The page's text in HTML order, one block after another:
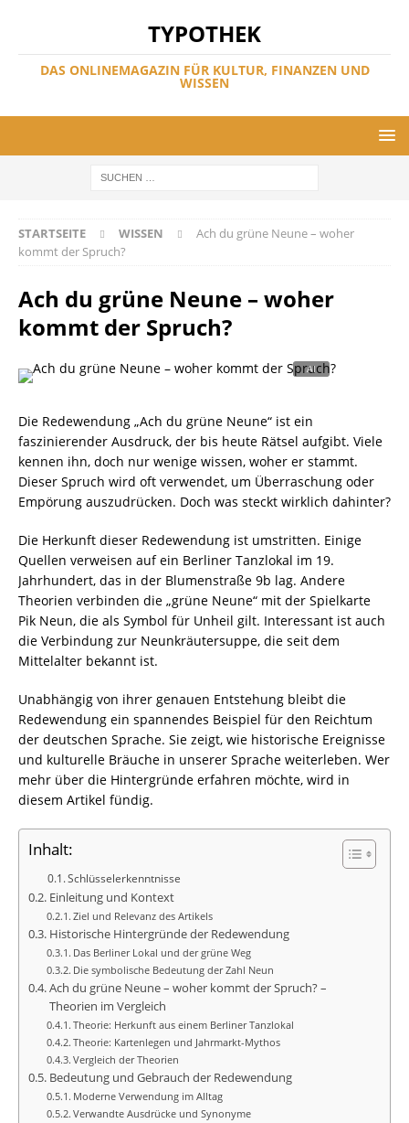
TYPOTHEK
DAS ONLINEMAGAZIN FÜR KULTUR, FINANZEN UND
WISSEN
STARTSEITE WISSEN
Ach du grüne Neune – woher
kommt der Spruch?
Ach du grüne Neune – woher
kommt der Spruch?
Die Redewendung „Ach du grüne Neune“ ist ein
faszinierender Ausdruck, der bis heute Rätsel aufgibt. Viele
kennen ihn, doch nur wenige wissen, woher er stammt.
Dieser Spruch wird oft verwendet, um Überraschung oder
Empörung auszudrücken. Doch was steckt wirklich dahinter?
Die Herkunft dieser Redewendung ist umstritten. Einige
Quellen verweisen auf ein Berliner Tanzlokal im 19.
Jahrhundert, das in der Blumenstraße 9b lag. Andere
Theorien verbinden die „grüne Neune“ mit der Spielkarte
Pik Neun, die als Symbol für Unheil gilt. Interessant ist auch
die Verbindung zur Neunkräutersuppe, die seit dem
Mittelalter bekannt ist.
Unabhängig von ihrer genauen Entstehung bleibt die
Redewendung ein spannendes Beispiel für den Reichtum
der deutschen Sprache. Sie zeigt, wie historische Ereignisse
und kulturelle Bräuche in unserer Sprache weiterleben. Wer
mehr über die Hintergründe erfahren möchte, wird in
diesem Artikel fündig.
Inhalt:
Schlüsselerkenntnisse
Einleitung und Kontext
Ziel und Relevanz des Artikels
Historische Hintergründe der Redewendung
Das Berliner Lokal und der grüne Weg
Die symbolische Bedeutung der Zahl Neun
Ach du grüne Neune – woher kommt der Spruch? –
Theorien im Vergleich
Theorie: Herkunft aus einem Berliner Tanzlokal
Theorie: Kartenlegen und Jahrmarkt-Mythos
Vergleich der Theorien
Bedeutung und Gebrauch der Redewendung
Moderne Verwendung im Alltag
Verwandte Ausdrücke und Synonyme